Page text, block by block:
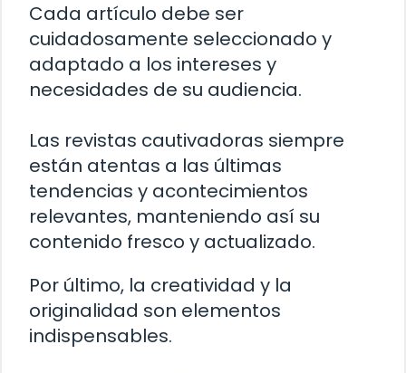
Cada artículo debe ser
cuidadosamente seleccionado y
adaptado a los intereses y
necesidades de su audiencia.
Las revistas cautivadoras siempre
están atentas a las últimas
tendencias y acontecimientos
relevantes, manteniendo así su
contenido fresco y actualizado.
Por último, la creatividad y la
originalidad son elementos
indispensables.